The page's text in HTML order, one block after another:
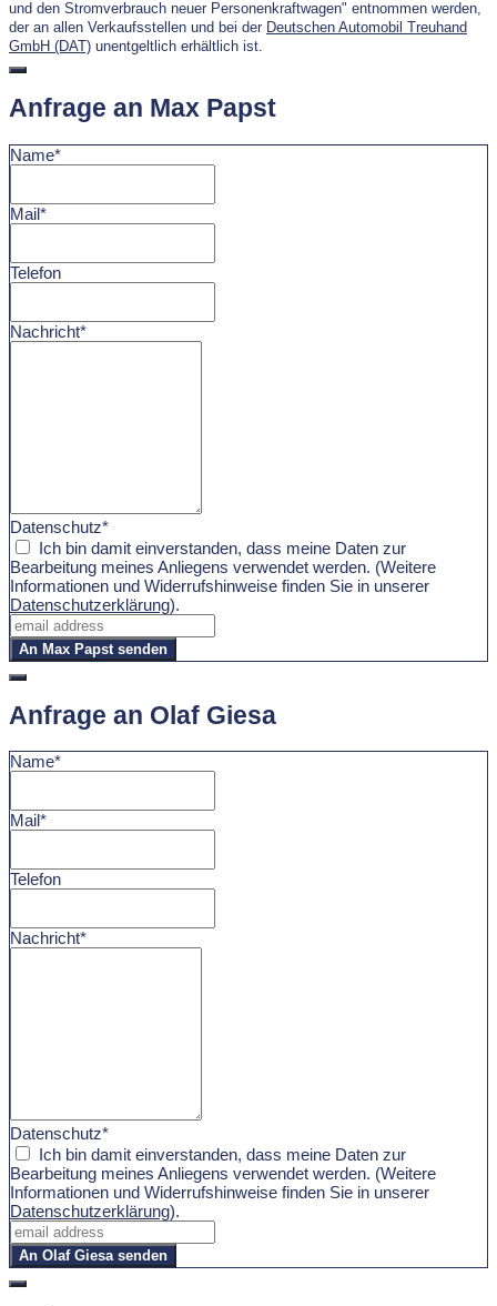
und den Stromverbrauch neuer Personenkraftwagen" entnommen werden,
der an allen Verkaufsstellen und bei der Deutschen Automobil Treuhand
GmbH (DAT) unentgeltlich erhältlich ist.
Anfrage an Max Papst
Name*
Mail*
Telefon
Nachricht*
Datenschutz*
Ich bin damit einverstanden, dass meine Daten zur
Bearbeitung meines Anliegens verwendet werden. (Weitere
Informationen und Widerrufshinweise finden Sie in unserer
Datenschutzerklärung).
An Max Papst senden
Anfrage an Olaf Giesa
Name*
Mail*
Telefon
Nachricht*
Datenschutz*
Ich bin damit einverstanden, dass meine Daten zur
Bearbeitung meines Anliegens verwendet werden. (Weitere
Informationen und Widerrufshinweise finden Sie in unserer
Datenschutzerklärung).
An Olaf Giesa senden